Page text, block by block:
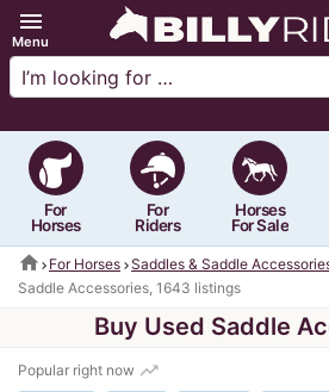
menu
Menu
For
Horses
For
Riders
Horses
For Sale
home For Horses Saddles & Saddle
Saddle Accessories, 1643 listings
Buy Used Saddle
Popular right now trending_up